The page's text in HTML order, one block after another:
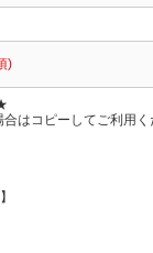
)